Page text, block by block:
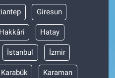
Giresun
Hakkâri Hatay
İstanbul İzmir
Karabük Karaman